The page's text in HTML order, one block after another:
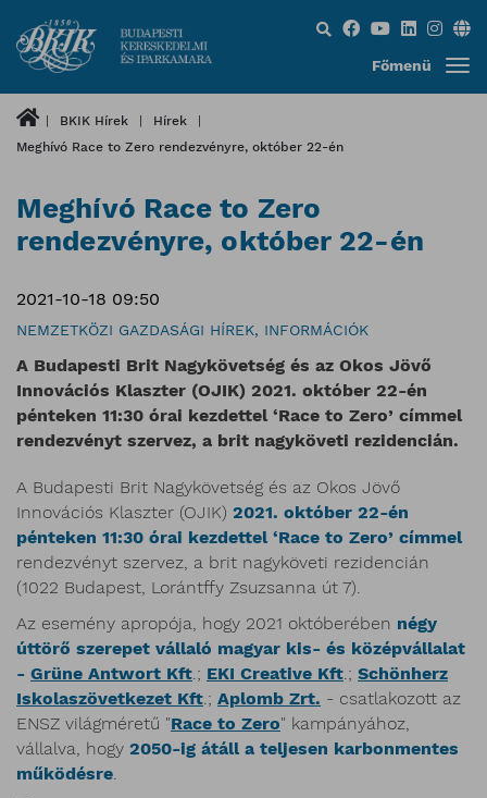
Keresés...
Főmenü
BKIK Hírek
Hírek
Meghívó Race to Zero rendezvényre, október 22-én
Meghívó Race to Zero
rendezvényre, október 22-én
2021-10-18 09:50
NEMZETKÖZI GAZDASÁGI HÍREK, INFORMÁCIÓK
A Budapesti Brit Nagykövetség és az Okos Jövő
Innovációs Klaszter (OJIK) 2021. október 22-én
pénteken 11:30 órai kezdettel ‘Race to Zero’ címmel
rendezvényt szervez, a brit nagyköveti rezidencián.
A Budapesti Brit Nagykövetség és az Okos Jövő
Innovációs Klaszter (OJIK) 2021. október 22-én
pénteken 11:30 órai kezdettel ‘Race to Zero’ címmel
rendezvényt szervez, a brit nagyköveti rezidencián
(1022 Budapest, Lorántffy Zsuzsanna út 7).
Az esemény apropója, hogy 2021 októberében négy
úttörő szerepet vállaló magyar kis- és középvállalat
- Grüne Antwort Kft.; EKI Creative Kft.; Schönherz
Iskolaszövetkezet Kft.; Aplomb Zrt. - csatlakozott az
ENSZ világméretű "Race to Zero" kampányához,
vállalva, hogy 2050-ig átáll a teljesen karbonmentes
működésre.